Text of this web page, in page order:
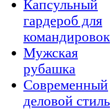
Капсульный
гардероб для
командировок
Мужская
рубашка
Современный
деловой стиль